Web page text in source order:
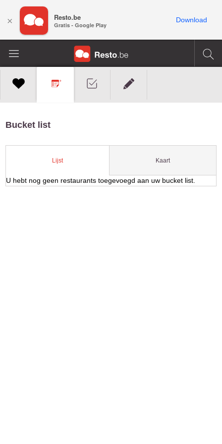
Bucket list
Lijst Kaart
U hebt nog geen restaurants toegevoegd aan uw bucket list.
× Resto.be
Gratis - Google Play
Download